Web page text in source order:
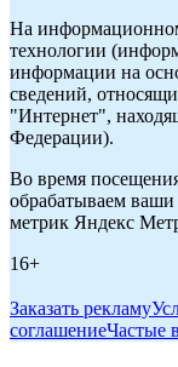
На
технологии
информации на
сведений,
"Интернет",
Федерации).
Во время
обрабатываем
метрик Яндекс
16+
Заказать рекламу
соглашениеЧастые